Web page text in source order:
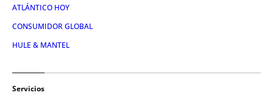
ATLÁNTICO HOY
CONSUMIDOR GLOBAL
HULE & MANTEL
Servicios